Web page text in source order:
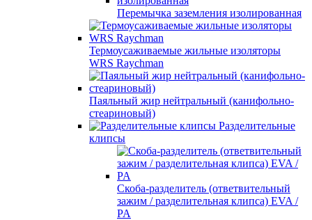
Перемычка заземления изолированная
Термоусаживаемые жильные изоляторы
WRS Raychman
Паяльный жир нейтральный (канифольно-
стеариновый)
Разделительные
клипсы
Скоба-разделитель (ответвительный
зажим / разделительная клипса) EVA /
PA